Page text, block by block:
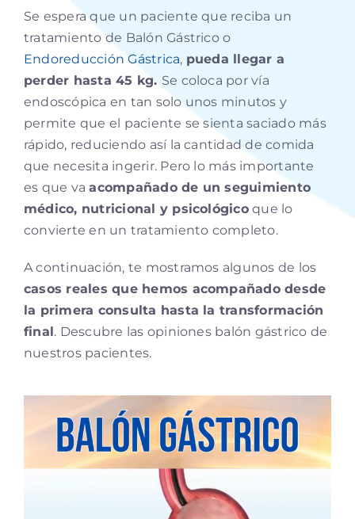
Se espera que un paciente que reciba un
tratamiento de Balón Gástrico o
Endoreducción Gástrica, pueda llegar a
perder hasta 45 kg. Se coloca por vía
endoscópica en tan solo unos minutos y
permite que el paciente se sienta saciado más
rápido, reduciendo así la cantidad de comida
que necesita ingerir. Pero lo más importante
es que vaacompañado de un seguimiento
médico, nutricional y psicológicoque lo
convierte en un tratamiento completo.
A continuación, te mostramos algunos de los
casos reales que hemos acompañado desde
la primera consulta hasta la transformación
final . Descubre las opiniones balón gástrico de
nuestros pacientes.